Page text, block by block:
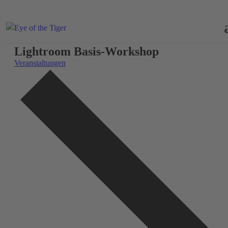
Lightroom Basis-Workshop
Veranstaltungen